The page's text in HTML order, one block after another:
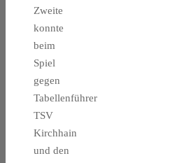
Zweite
konnte
beim
Spiel
gegen
Tabellenführer
TSV
Kirchhain
und den